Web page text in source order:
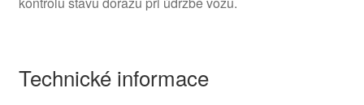
Technické informace